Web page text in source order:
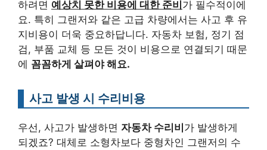
하려면 예상치 못한 비용에 대한 준비가 필수적이에
요. 특히 그랜저와 같은 고급 차량에서는 사고 후 유
지비용이 더욱 중요하답니다. 자동차 보험, 정기 점
검, 부품 교체 등 모든 것이 비용으로 연결되기 때문
에 꼼꼼하게 살펴야 해요.
사고 발생 시 수리비용
우선, 사고가 발생하면 자동차 수리비가 발생하게
되겠죠? 대체로 소형차보다 중형차인 그랜저의 수